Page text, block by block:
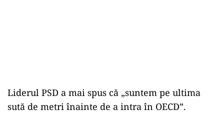
Liderul PSD a mai spus că „suntem pe ultima
sută de metri înainte de a intra în OECD”.